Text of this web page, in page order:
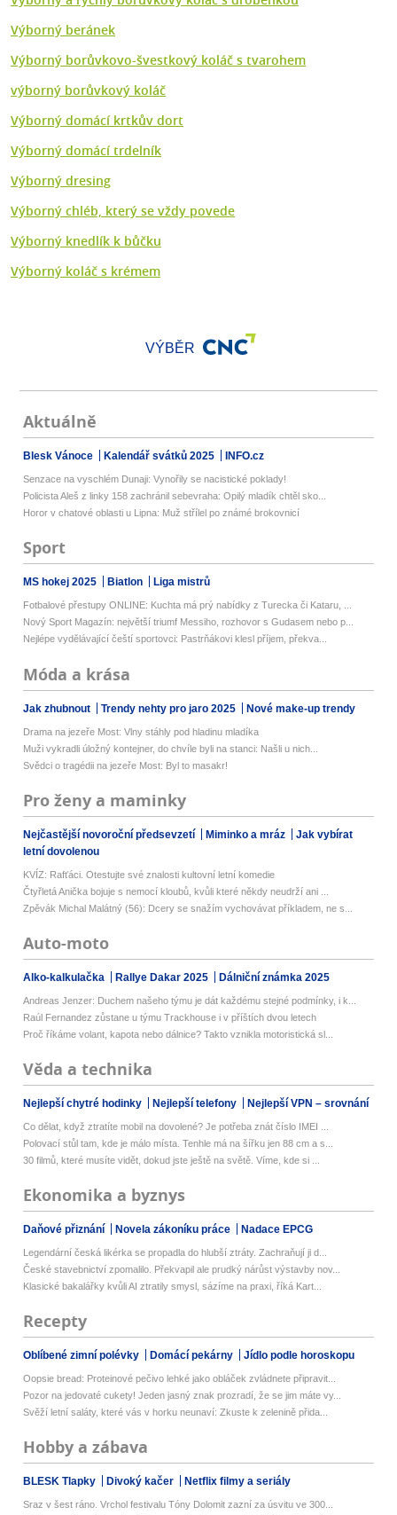
Výborný beránek
Výborný borůvkovo-švestkový koláč s tvarohem
výborný borůvkový koláč
Výborný domácí krtkův dort
Výborný domácí trdelník
Výborný dresing
Výborný chléb, který se vždy povede
Výborný knedlík k bůčku
Výborný koláč s krémem
VÝBĚR
Aktuálně
Blesk Vánoce Kalendář svátků 2025 INFO.cz
Senzace na vyschlém Dunaji: Vynořily se nacistické poklady!
Policista Aleš z linky 158 zachránil sebevraha: Opilý mladík chtěl sko...
Horor v chatové oblasti u Lipna: Muž střílel po známé brokovnicí
Sport
MS hokej 2025 Biatlon Liga mistrů
Fotbalové přestupy ONLINE: Kuchta má prý nabídky z Turecka či Kataru, ...
Nový Sport Magazín: největší triumf Messiho, rozhovor s Gudasem nebo p...
Nejlépe vydělávající čeští sportovci: Pastrňákovi klesl příjem, překva...
Móda a krása
Jak zhubnout Trendy nehty pro jaro 2025 Nové make-up trendy
Drama na jezeře Most: Vlny stáhly pod hladinu mladíka
Muži vykradli úložný kontejner, do chvíle byli na stanci: Našli u nich...
Svědci o tragédii na jezeře Most: Byl to masakr!
Pro ženy a maminky
Nejčastější novoroční předsevzetí Miminko a mráz
Jak vybírat
letní dovolenou
KVÍZ: Rafťáci. Otestujte své znalosti kultovní letní komedie
Čtyřletá Anička bojuje s nemocí kloubů, kvůli které někdy neudrží ani ...
Zpěvák Michal Malátný (56): Dcery se snažím vychovávat příkladem, ne s...
Auto-moto
Alko-kalkulačka Rallye Dakar 2025 Dálniční známka 2025
Andreas Jenzer: Duchem našeho týmu je dát každému stejné podmínky, i k...
Raúl Fernandez zůstane u týmu Trackhouse i v příštích dvou letech
Proč říkáme volant, kapota nebo dálnice? Takto vznikla motoristická sl...
Věda a technika
Nejlepší chytré hodinky Nejlepší telefony Nejlepší VPN – srovnání
Co dělat, když ztratíte mobil na dovolené? Je potřeba znát číslo IMEI ...
Polovací stůl tam, kde je málo místa. Tenhle má na šířku jen 88 cm a s...
30 filmů, které musíte vidět, dokud jste ještě na světě. Víme, kde si ...
Ekonomika a byznys
Daňové přiznání Novela zákoníku práce Nadace EPCG
Legendární česká likérka se propadla do hlubší ztráty. Zachraňují ji d...
České stavebnictví zpomalilo. Překvapil ale prudký nárůst výstavby nov...
Klasické bakalářky kvůli AI ztratily smysl, sázíme na praxi, říká Kart...
Recepty
Oblíbené zimní polévky Domácí pekárny Jídlo podle horoskopu
Oopsie bread: Proteinové pečivo lehké jako obláček zvládnete připravit...
Pozor na jedovaté cukety! Jeden jasný znak prozradí, že se jim máte vy...
Svěží letní saláty, které vás v horku neunaví: Zkuste k zelenině přida...
Hobby a zábava
BLESK Tlapky Divoký kačer Netflix filmy a seriály
Sraz v šest ráno. Vrchol festivalu Tóny Dolomit zazní za úsvitu ve 300...